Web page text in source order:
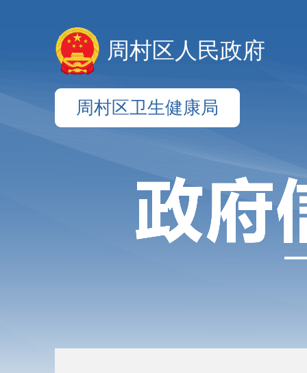
周村区人民政府
周村区卫生健康局